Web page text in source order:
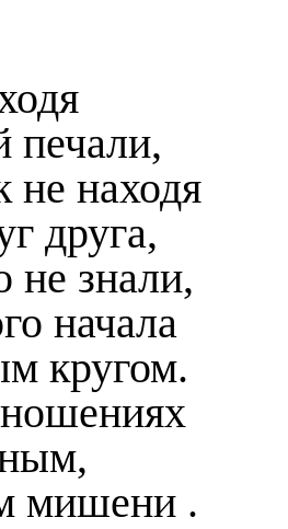
печали,
не находя
друга,
знали,
начала
кругом.
мишени .